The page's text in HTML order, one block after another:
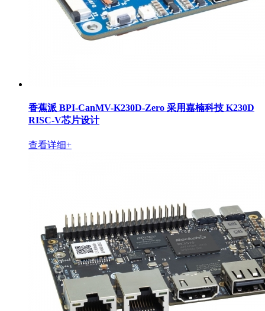
香蕉派 BPI-CanMV-K230D-Zero 采用嘉楠科技 K230D
RISC-V芯片设计
查看详细+